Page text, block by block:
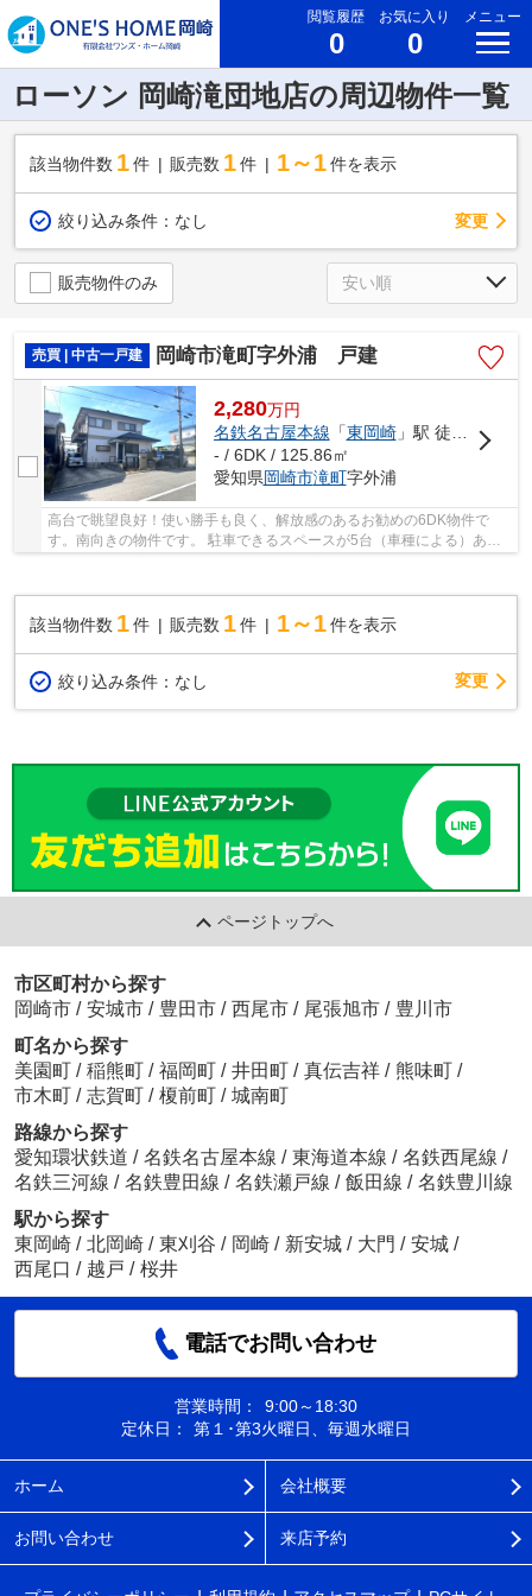
閲覧履歴
0
お気に入り
0
メニュー
ローソン 岡崎滝団地店の周辺物件一覧
該当物件数 1件 販売数 1 件 1～1 件を表示
絞り込み条件： なし 変更
販売物件のみ
売買 | 中古一戸建 岡崎市滝町字外浦 戸建
2,280万円
名鉄名古屋本線 「東岡崎」駅 徒歩62分
- / 6DK / 125.86㎡
愛知県岡崎市滝町字外浦
高台で眺望良好！使い勝手も良く、解放感のあるお勧めの6DK物件で
す。南向きの物件です。 駐車できるスペースが5台（車種による）ある
該当物件数 1件 販売数 1 件 1～1 件を表示
絞り込み条件： なし 変更
ページトップへ
市区町村から探す
岡崎市 / 安城市 / 豊田市 / 西尾市 / 尾張旭市 / 豊川市
町名から探す
美園町 / 稲熊町 / 福岡町 / 井田町 / 真伝吉祥 / 熊味町 /
市木町 / 志賀町 / 榎前町 / 城南町
路線から探す
愛知環状鉄道 / 名鉄名古屋本線 / 東海道本線 / 名鉄西尾線 /
名鉄三河線 / 名鉄豊田線 / 名鉄瀬戸線 / 飯田線 / 名鉄豊川線
駅から探す
東岡崎 / 北岡崎 / 東刈谷 / 岡崎 / 新安城 / 大門 / 安城 /
西尾口 / 越戸 / 桜井
電話でお問い合わせ
営業時間：
9:00～18:30
定休日：
第１･第3火曜日、毎週水曜日
ホーム 会社概要
お問い合わせ 来店予約